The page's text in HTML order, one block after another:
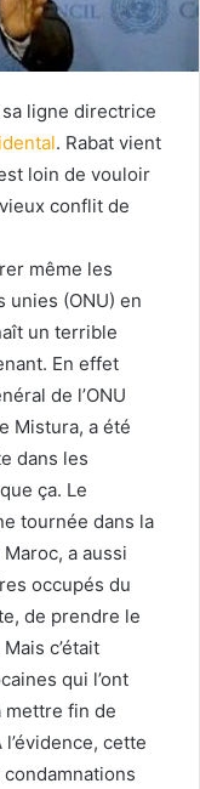
ligne directrice
. Rabat vient
loin de vouloir
conflit de
même les
unies (ONU) en
un terrible
En effet
de l’ONU
Mistura, a été
dans les
ça. Le
tournée dans la
a aussi
occupés du
de prendre le
c’était
qui l’ont
mettre fin de
cette